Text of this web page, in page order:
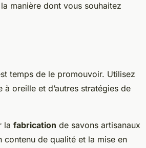
manière dont vous souhaitez
temps de le promouvoir. Utilisez
oreille et d’autres stratégies de
la fabrication de savons artisanaux
contenu de qualité et la mise en